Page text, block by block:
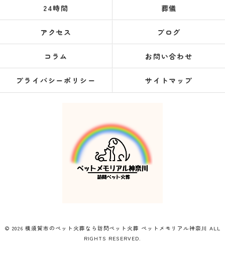
24時間 葬儀
アクセス ブログ
コラム お問い合わせ
プライバシーポリシー サイトマップ
© 2026 横須賀市のペット火葬なら訪問ペット火葬 ペットメモリアル神奈川 ALL
RIGHTS RESERVED.